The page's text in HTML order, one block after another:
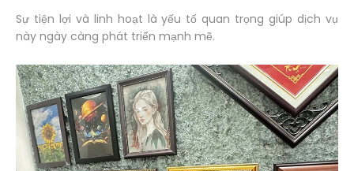
Sự tiện lợi và linh hoạt là yếu tố quan trọng giúp dịch vụ
này ngày càng phát triển mạnh mẽ.